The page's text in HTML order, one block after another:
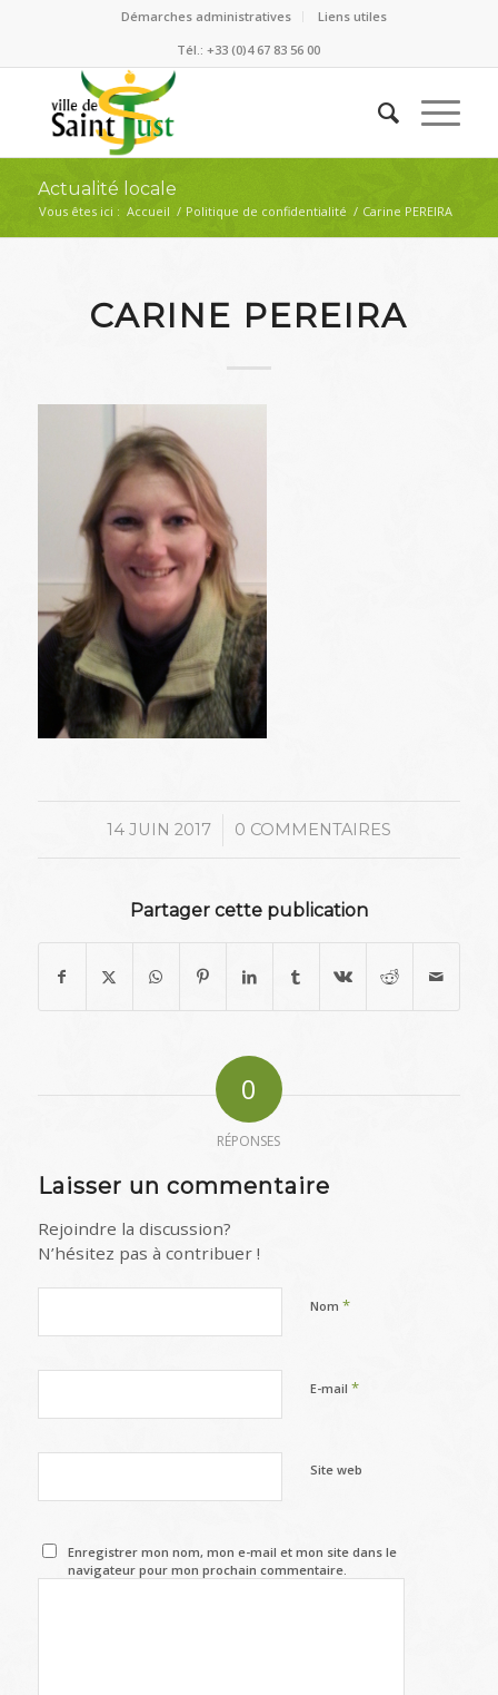
Démarches administratives
Liens utiles
Tél.: +33 (0)4 67 83 56 00
Actualité locale
Vous êtes ici : Accueil / Politique de confidentialité / Carine PEREIRA
CARINE PEREIRA
14 JUIN 2017
/ 0 COMMENTAIRES
Partager cette publication
0
RÉPONSES
Laisser un commentaire
Rejoindre la discussion?
N’hésitez pas à contribuer !
Nom *
E-mail *
Site web
Enregistrer mon nom, mon e-mail et mon site dans le
navigateur pour mon prochain commentaire.